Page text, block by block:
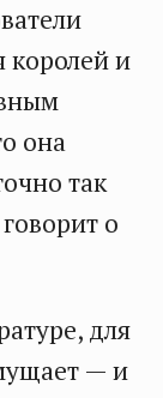
и
она
так
о
для
— и